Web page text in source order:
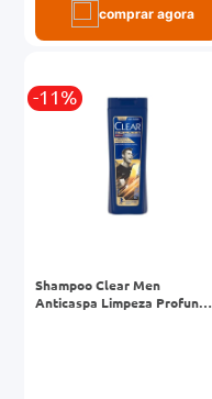
comprar agora
-11%
Shampoo Clear Men
Anticaspa Limpeza Profunda